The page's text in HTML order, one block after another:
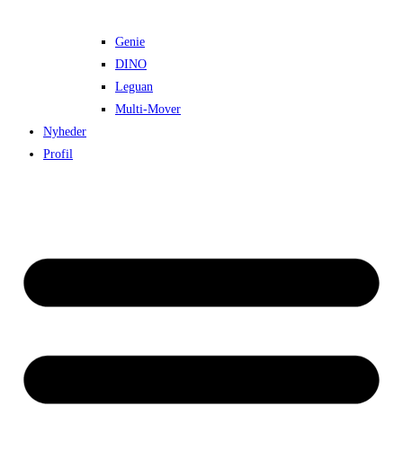
Genie
DINO
Leguan
Multi-Mover
Nyheder
Profil